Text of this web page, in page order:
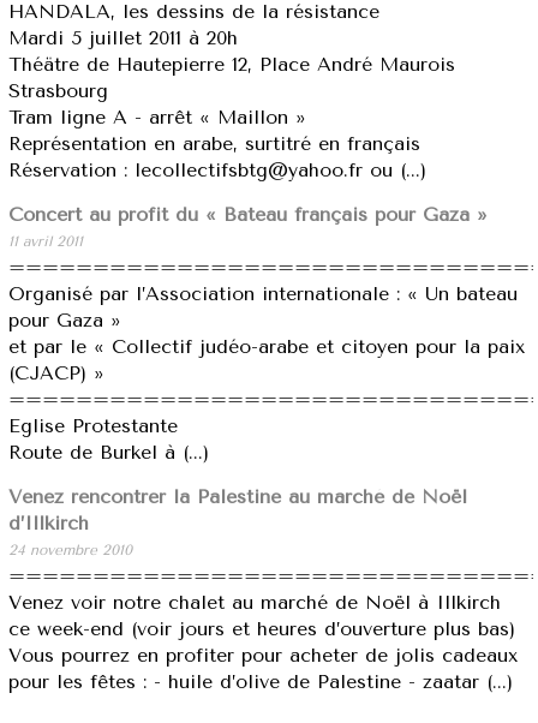
HANDALA, les dessins de la résistance
Mardi 5 juillet 2011 à 20h
Théätre de Hautepierre 12, Place André Maurois
Strasbourg
Tram ligne A - arrêt « Maillon »
Représentation en arabe, surtitré en français
Réservation : lecollectifsbtg@yahoo.fr ou (...)
Concert au profit du « Bateau français pour Gaza »
11 avril 2011
Organisé par l’Association internationale : « Un bateau
pour Gaza »
et par le « Collectif judéo-arabe et citoyen pour la paix
(CJACP) »
Eglise Protestante
Route de Burkel à (...)
Venez rencontrer la Palestine au marché de Noël
d’Illkirch
24 novembre 2010
Venez voir notre chalet au marché de Noël à Illkirch
ce week-end (voir jours et heures d’ouverture plus bas)
Vous pourrez en profiter pour acheter de jolis cadeaux
pour les fêtes : - huile d’olive de Palestine - zaatar (...)